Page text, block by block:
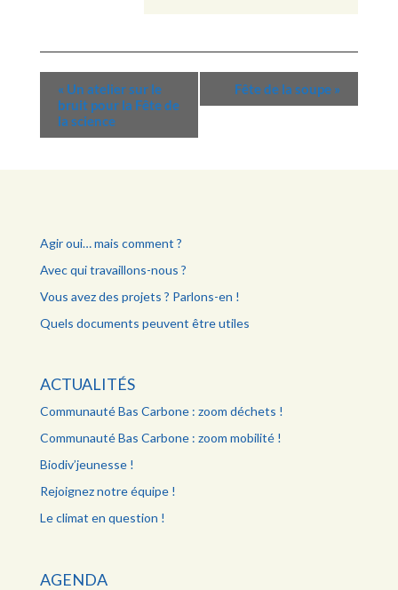
« Un atelier sur le
bruit pour la Fête de
la science
Fête de la soupe »
Agir oui… mais comment ?
Avec qui travaillons-nous ?
Vous avez des projets ? Parlons-en !
Quels documents peuvent être utiles
ACTUALITÉS
Communauté Bas Carbone : zoom déchets !
Communauté Bas Carbone : zoom mobilité !
Biodiv’jeunesse !
Rejoignez notre équipe !
Le climat en question !
AGENDA